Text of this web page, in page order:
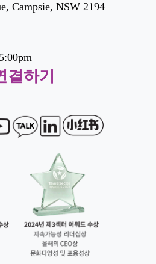
Campsie, NSW 2194
결하기